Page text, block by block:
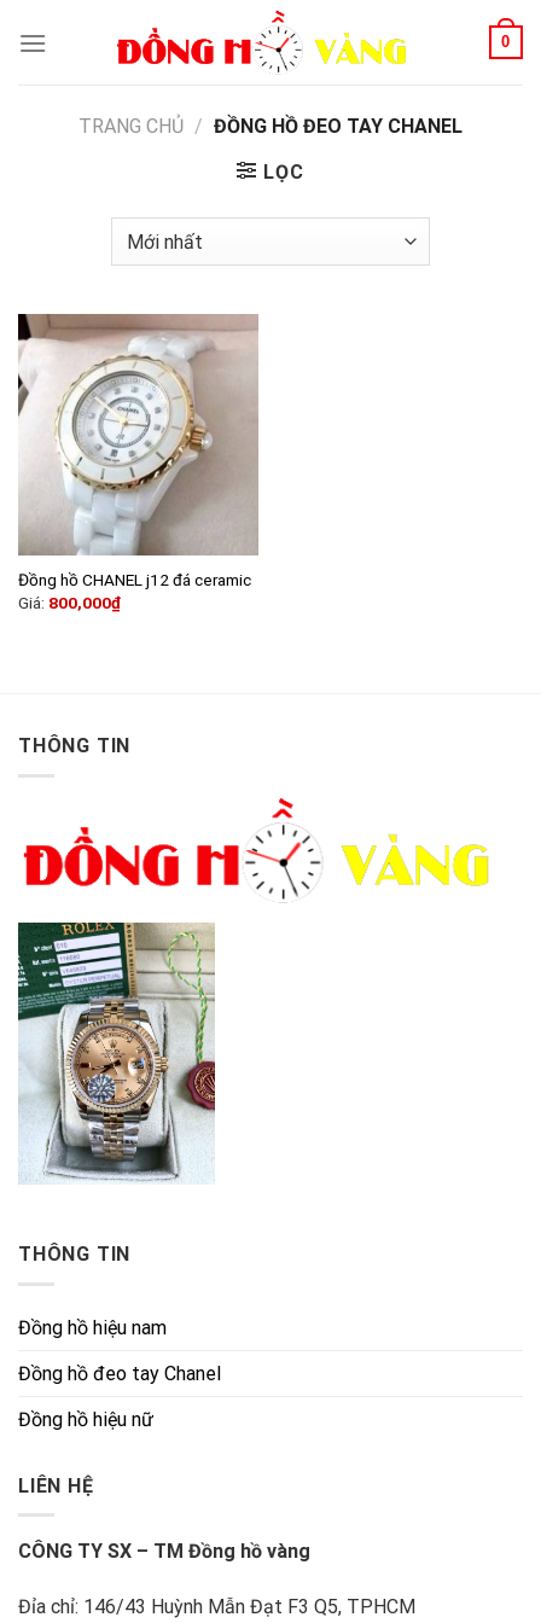
0
TRANG CHỦ / ĐỒNG HỒ ĐEO TAY CHANEL
LỌC
Đồng hồ CHANEL j12 đá ceramic
Giá: 800,000₫
THÔNG TIN
THÔNG TIN
Đồng hồ hiệu nam
Đồng hồ đeo tay Chanel
Đồng hồ hiệu nữ
LIÊN HỆ
CÔNG TY SX – TM Đồng hồ vàng
Đỉa chỉ: 146/43 Huỳnh Mẫn Đạt F3 Q5, TPHCM